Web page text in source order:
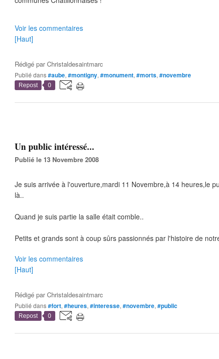
Voir les commentaires
[Haut]
Rédigé parChristaldesaintmarc
Publié dans#aube, #montigny, #monument, #morts, #novembre
Repost 0
Un public intéressé...
Publié le 13 Novembre 2008
Je suis arrivée à l'ouverture,mardi 11 Novembre,à 14 heures,le
là..
Quand je suis partie la salle était comble..
Petits et grands sont à coup sûrs passionnés par l'histoire de
Voir les commentaires
[Haut]
Rédigé parChristaldesaintmarc
Publié dans#fort, #heures, #interesse, #novembre, #public
Repost 0